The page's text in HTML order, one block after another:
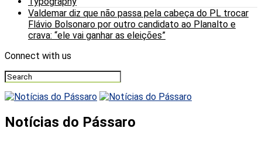
Valdemar diz que não passa pela cabeça do PL trocar
Flávio Bolsonaro por outro candidato ao Planalto e
crava: “ele vai ganhar as eleições”
Connect with us
Notícias do Pássaro